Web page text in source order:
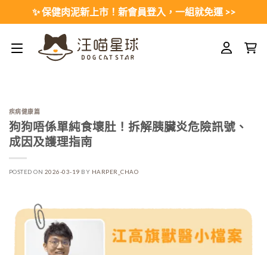
✨ 保健肉泥新上市！新會員登入，一組就免運 >>
疾病健康篇
狗狗唔係單純食壞肚！拆解胰臟炎危險訊號、
成因及護理指南
POSTED ON 2026-03-19 BY HARPER_CHAO